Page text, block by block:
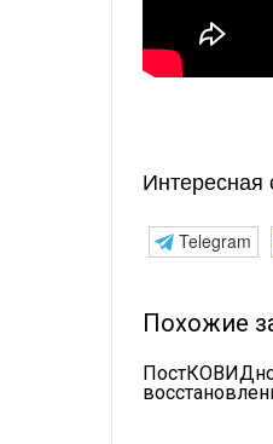
Интересная
Telegram
Похожие